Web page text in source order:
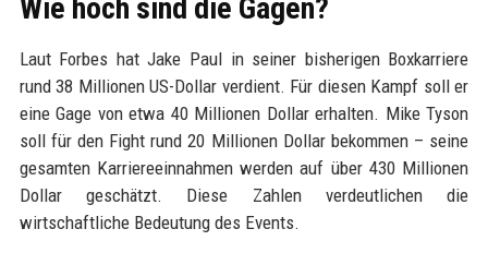
Wie hoch sind die Gagen?
Laut Forbes hat Jake Paul in seiner bisherigen Boxkarriere
rund 38 Millionen US-Dollar verdient. Für diesen Kampf soll er
eine Gage von etwa 40 Millionen Dollar erhalten. Mike Tyson
soll für den Fight rund 20 Millionen Dollar bekommen – seine
gesamten Karriereeinnahmen werden auf über 430 Millionen
Dollar geschätzt. Diese Zahlen verdeutlichen die
wirtschaftliche Bedeutung des Events.